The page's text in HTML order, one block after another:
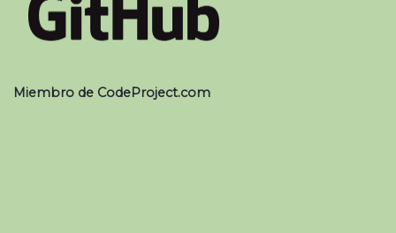
Miembro de CodeProject.com